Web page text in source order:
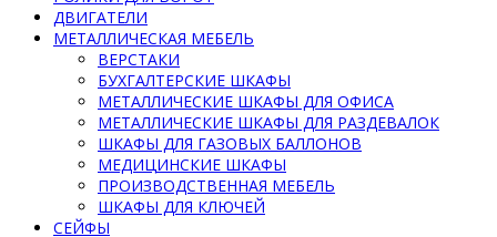
ДВИГАТЕЛИ
МЕТАЛЛИЧЕСКАЯ МЕБЕЛЬ
ВЕРСТАКИ
БУХГАЛТЕРСКИЕ ШКАФЫ
МЕТАЛЛИЧЕСКИЕ ШКАФЫ ДЛЯ ОФИСА
МЕТАЛЛИЧЕСКИЕ ШКАФЫ ДЛЯ РАЗДЕВАЛОК
ШКАФЫ ДЛЯ ГАЗОВЫХ БАЛЛОНОВ
МЕДИЦИНСКИЕ ШКАФЫ
ПРОИЗВОДСТВЕННАЯ МЕБЕЛЬ
ШКАФЫ ДЛЯ КЛЮЧЕЙ
СЕЙФЫ